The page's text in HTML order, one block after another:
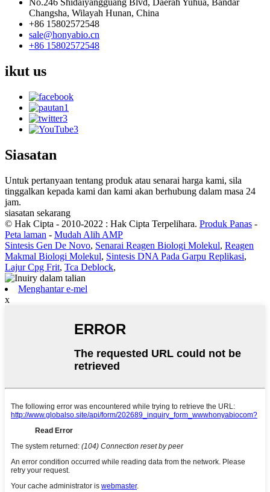
No.246 Shidaiyangguang Blvd, Daerah Yuhua, Bandar
Changsha, Wilayah Hunan, China
+86 15802572548
sale@honyabio.cn
+86 15802572548
ikut us
Siasatan
Untuk pertanyaan tentang produk atau senarai harga kami, sila
tinggalkan kepada kami dan kami akan berhubung dalam masa 24
jam.
siasatan sekarang
© Hak Cipta - 2010-2022 : Hak Cipta Terpelihara. Produk Panas -
Peta laman - Mudah Alih AMP
Sintesis Gen De Novo, Senarai Reagen Biologi Molekul, Reagen
Makmal Biologi Molekul, Sintesis DNA Pada Garpu Replikasi,
Lajur Cpg Frit, Tca Deblock,
Menghantar e-mel
x